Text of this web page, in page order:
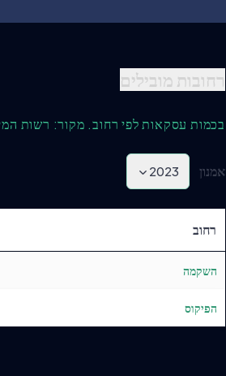
רחובות מובילים
בכמות עסקאות לפי רחוב. מקור: רשות
2023 אמנון
רחוב
השקמה
הפיקוס